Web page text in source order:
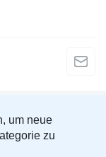
um neue
zu